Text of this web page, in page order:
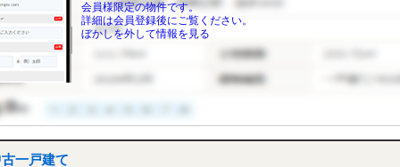
会員様限定の物件です。
詳細は会員登録後にご覧ください。
ぼかしを外して情報を見る
一戸建て